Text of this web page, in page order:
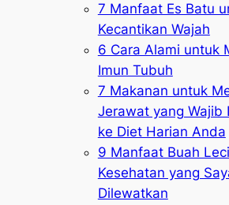
7 Manfaat Es Batu
Kecantikan Wajah
6 Cara Alami untuk
Imun Tubuh
7 Makanan untuk
Jerawat yang Wajib
ke Diet Harian Anda
9 Manfaat Buah
Kesehatan yang
Dilewatkan